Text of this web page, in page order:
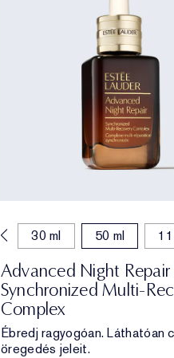
30 ml 50 ml
Advanced Night Repair
Synchronized Multi-
Complex
Ébredj ragyogóan. Láthatóan
öregedés jeleit.